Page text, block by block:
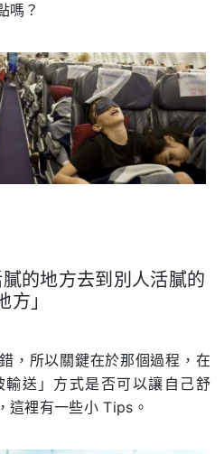
嗎？
膩的地方去到別人活膩的
方」
，所以關鍵在於那個過程，在
送」方式是否可以讓自己舒
這裡有一些小 Tips。